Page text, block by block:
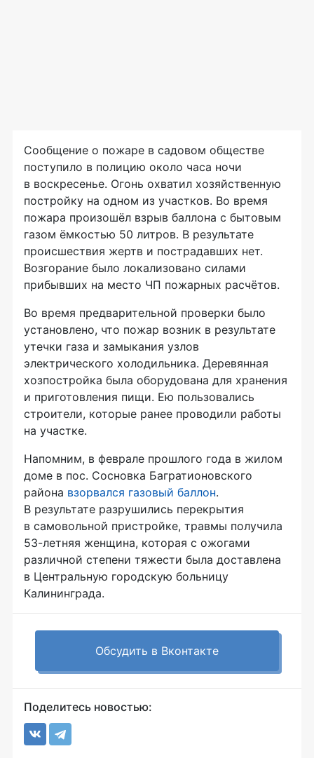
Сообщение о пожаре в садовом обществе
поступило в полицию около часа ночи
в воскресенье. Огонь охватил хозяйственную
постройку на одном из участков. Во время
пожара произошёл взрыв баллона с бытовым
газом ёмкостью 50 литров. В результате
происшествия жертв и пострадавших нет.
Возгорание было локализовано силами
прибывших на место ЧП пожарных расчётов.
Во время предварительной проверки было
установлено, что пожар возник в результате
утечки газа и замыкания узлов
электрического холодильника. Деревянная
хозпостройка была оборудована для хранения
и приготовления пищи. Ею пользовались
строители, которые ранее проводили работы
на участке.
Напомним, в феврале прошлого года в жилом
доме в пос. Сосновка Багратионовского
района взорвался газовый баллон.
В результате разрушились перекрытия
в самовольной пристройке, травмы получила
53-летняя женщина, которая с ожогами
различной степени тяжести была доставлена
в Центральную городскую больницу
Калининграда.
Обсудить в Вконтакте
Поделитесь новостью: